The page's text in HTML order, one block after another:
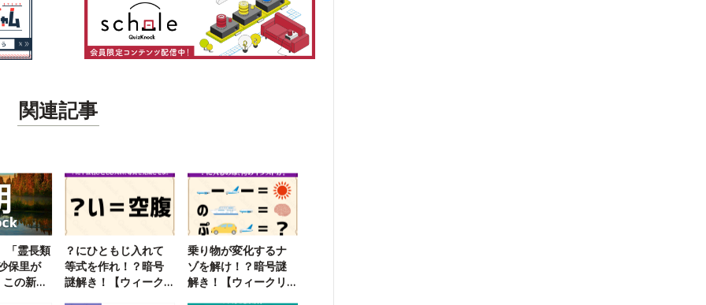
関連記事
「霊長類
保里が
の新作
？にひともじ入れて
等式を作れ！？暗号
謎解き！【ウィーク
乗り物が変化するナ
ゾを解け！？暗号謎
解き！【ウィークリ